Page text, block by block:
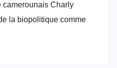
camerounais Charly
la biopolitique comme